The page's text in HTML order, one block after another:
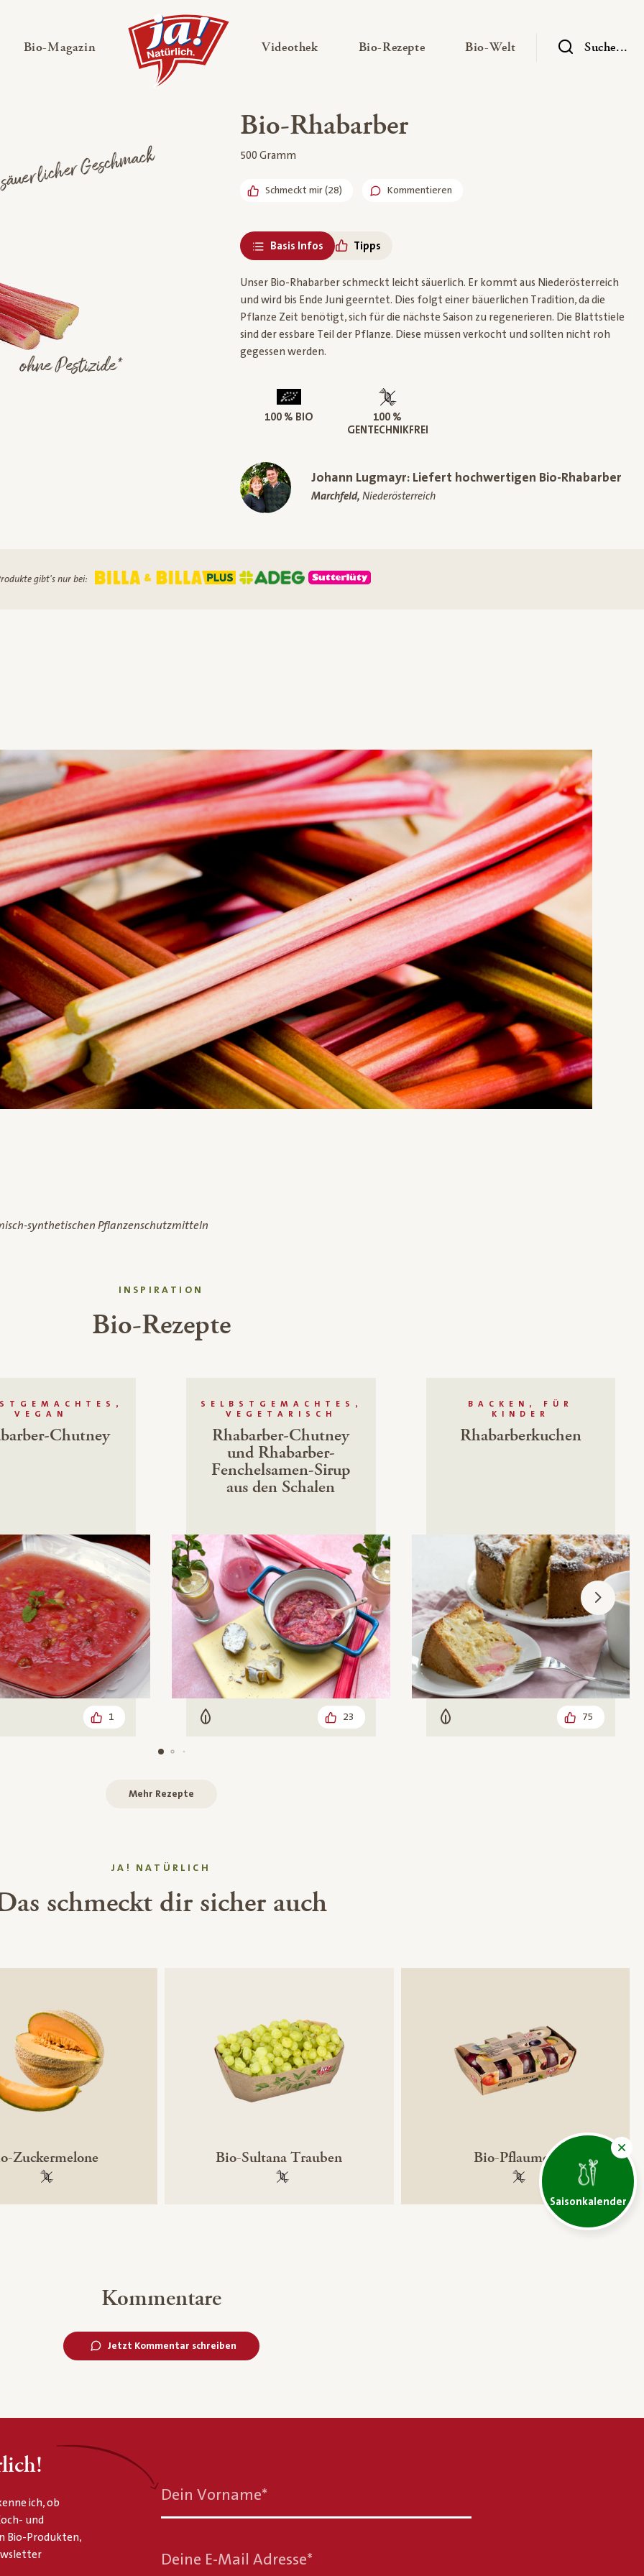
ausklappen
Bio-Magazin — Untermenü ausklappen Videothek— Untermenü ausklappen
Bio-Rezepte— Untermenü ausklappen
Bio-Welt — UntermenüSuche...
Saisonkalender
Geschmack
ohne Pestizide*
Bio-Rhabarber
500 Gramm
Schmeckt mir(28) Kommentieren
Basis Infos Tipps
Unser Bio-Rhabarber schmeckt leicht säuerlich. Er kommt aus Niederösterreich
und wird bis Ende Juni geerntet. Dies folgt einer bäuerlichen Tradition, da die
Pflanze Zeit benötigt, sich für die nächste Saison zu regenerieren. Die Blattstiele
sind der essbare Teil der Pflanze. Diese müssen verkocht und sollten nicht roh
gegessen werden.
100 % BIO
100 %
GENTECHNIKFREI
Johann Lugmayr: Liefert hochwertigen Bio-Rhabarber
Marchfeld, Niederösterreich
gibt's nur bei:
synthetischen Pflanzenschutzmitteln
INSPIRATION
Bio-Rezepte
VEGAN
Chutney
1
SELBSTGEMACHTES,
VEGETARISCH
Rhabarber-Chutney
und Rhabarber-
Fenchelsamen-Sirup
aus den Schalen
Vegetarisch 23
BACKEN, FÜR
KINDER
Rhabarberkuchen
Vegetarisch 75
Mehr Rezepte
JA! NATÜRLICH
schmeckt dir sicher auch
Zuckermelone
100 % gentechnikfrei
Bio-Sultana Trauben
100 % gentechnikfrei
Bio-Pflaumen
100 % gentechnikfrei
Kommentare
Jetzt Kommentar schreiben
ich, ob
und
Bio-Produkten,
Dein Vorname*
Deine E-Mail Adresse*